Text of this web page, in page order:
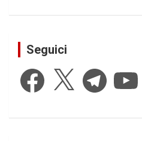
Seguici
Facebook Telegram YouTube